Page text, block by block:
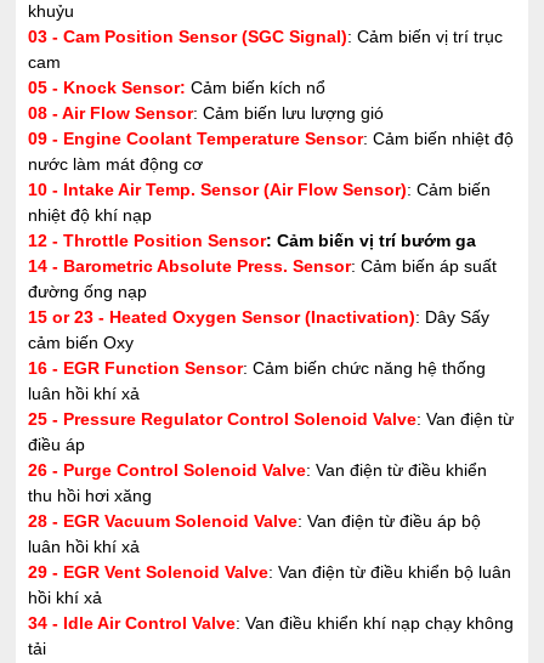
khuỷu
03 - Cam Position Sensor (SGC Signal): Cảm biến vị trí trục
cam
05 - Knock Sensor: Cảm biến kích nổ
08 - Air Flow Sensor: Cảm biến lưu lượng gió
09 - Engine Coolant Temperature Sensor: Cảm biến nhiệt độ
nước làm mát động cơ
10 - Intake Air Temp. Sensor (Air Flow Sensor): Cảm biến
nhiệt độ khí nạp
12 - Throttle Position Sensor: Cảm biến vị trí bướm ga
14 - Barometric Absolute Press. Sensor: Cảm biến áp suất
đường ống nạp
15 or 23 - Heated Oxygen Sensor (Inactivation): Dây Sấy
cảm biến Oxy
16 - EGR Function Sensor: Cảm biến chức năng hệ thống
luân hồi khí xả
25 - Pressure Regulator Control Solenoid Valve: Van điện từ
điều áp
26 - Purge Control Solenoid Valve: Van điện từ điều khiển
thu hồi hơi xăng
28 - EGR Vacuum Solenoid Valve: Van điện từ điều áp bộ
luân hồi khí xả
29 - EGR Vent Solenoid Valve: Van điện từ điều khiển bộ luân
hồi khí xả
34 - Idle Air Control Valve: Van điều khiển khí nạp chạy không
tải